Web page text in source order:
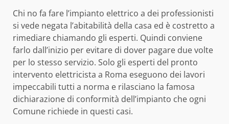
Chi no fa fare l’impianto elettrico a dei professionisti
si vede negata l’abitabilità della casa ed è costretto a
rimediare chiamando gli esperti. Quindi conviene
farlo dall’inizio per evitare di dover pagare due volte
per lo stesso servizio. Solo gli esperti del pronto
intervento elettricista a Roma eseguono dei lavori
impeccabili tutti a norma e rilasciano la famosa
dichiarazione di conformità dell’impianto che ogni
Comune richiede in questi casi.